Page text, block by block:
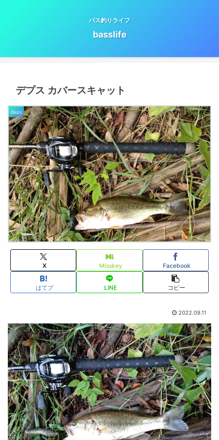
バス釣りライフ
basslife
デプス カバースキャット
daps
X Misskey Facebook
はてブ LINE コピー
2022.09.11